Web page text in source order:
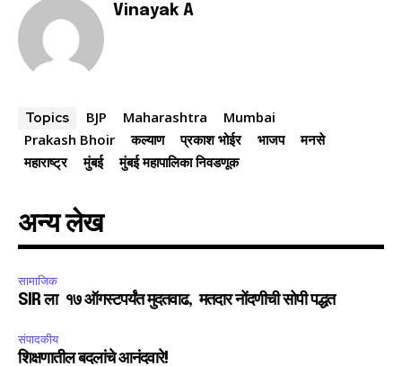
Vinayak A
Topics BJP Maharashtra
Mumbai
Prakash Bhoir
कल्याण प्रकाश भोईर भाजप
मनसे
महाराष्ट्र
मुंबई मुंबई महापालिका निवडणूक
अन्य लेख
सामाजिक
SIR ला १७ ऑगस्टपर्यंत मुदतवाढ, मतदार नोंदणीची सोपी पद्धत
संपादकीय
शिक्षणातील बदलांचे आनंदवारे!